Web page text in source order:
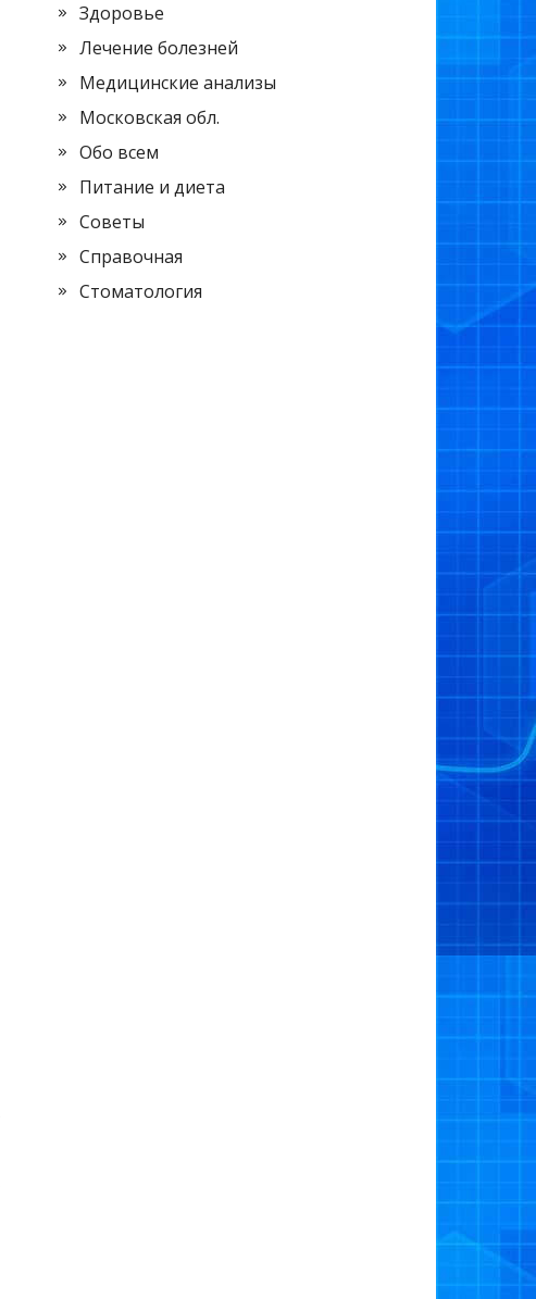
Здоровье
Лечение болезней
Медицинские анализы
Московская обл.
Обо всем
Питание и диета
Советы
Справочная
Стоматология